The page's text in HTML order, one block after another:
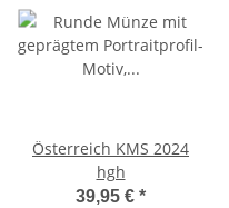
Österreich KMS 2024
hgh
39,95 € *